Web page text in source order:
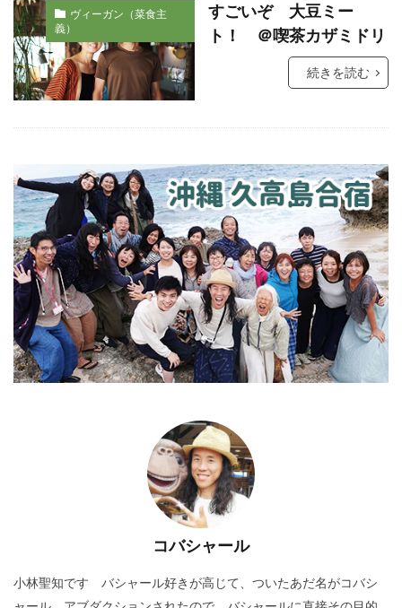
ヴィーガン（菜食主
義）
すごいぞ 大豆ミー
ト！ ＠喫茶カザミドリ
続きを読む
コバシャール
小林聖知です バシャール好きが高じて、ついたあだ名がコバシ